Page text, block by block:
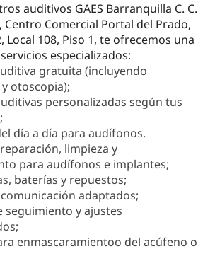
auditivos GAES Barranquilla C. C.
Centro Comercial Portal del Prado,
Local 108, Piso 1, te ofrecemos una
especializados:
gratuita (incluyendo
otoscopia);
personalizadas según tus
día a día para audífonos.
limpieza y
para audífonos e implantes;
baterías y repuestos;
adaptados;
seguimiento y ajustes
enmascaramientoo del acúfeno o